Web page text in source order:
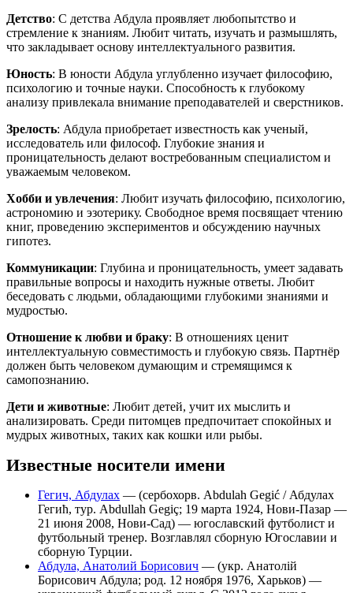
Детство: С детства Абдула проявляет любопытство и
стремление к знаниям. Любит читать, изучать и размышлять,
что закладывает основу интеллектуального развития.
Юность: В юности Абдула углубленно изучает философию,
психологию и точные науки. Способность к глубокому
анализу привлекала внимание преподавателей и сверстников.
Зрелость: Абдула приобретает известность как ученый,
исследователь или философ. Глубокие знания и
проницательность делают востребованным специалистом и
уважаемым человеком.
Хобби и увлечения: Любит изучать философию, психологию,
астрономию и эзотерику. Свободное время посвящает чтению
книг, проведению экспериментов и обсуждению научных
гипотез.
Коммуникации: Глубина и проницательность, умеет задавать
правильные вопросы и находить нужные ответы. Любит
беседовать с людьми, обладающими глубокими знаниями и
мудростью.
Отношение к любви и браку: В отношениях ценит
интеллектуальную совместимость и глубокую связь. Партнёр
должен быть человеком думающим и стремящимся к
самопознанию.
Дети и животные: Любит детей, учит их мыслить и
анализировать. Среди питомцев предпочитает спокойных и
мудрых животных, таких как кошки или рыбы.
Известные носители имени
Гегич, Абдулах — (сербохорв. Abdulah Gegić / Абдулах
Гегић, тур. Abdullah Gegiç; 19 марта 1924, Нови-Пазар —
21 июня 2008, Нови-Сад) — югославский футболист и
футбольный тренер. Возглавлял сборную Югославии и
сборную Турции.
Абдула, Анатолий Борисович — (укр. Анатолій
Борисович Абдула; род. 12 ноября 1976, Харьков) —